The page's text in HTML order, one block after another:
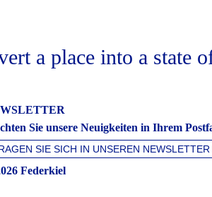
a place into a state
Sie unsere Neuigkeiten in Ihrem
Federkiel